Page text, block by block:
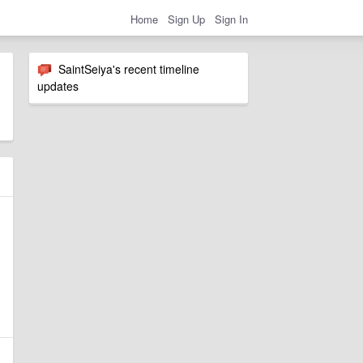
Home Sign Up Sign In
SaintSeiya's recent timeline
updates